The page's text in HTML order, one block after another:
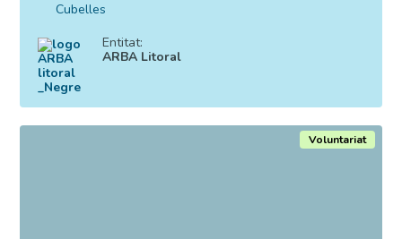
Cubelles
Entitat:
ARBA Litoral
Voluntariat